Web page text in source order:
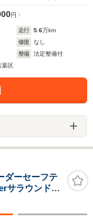
円
走行 5.6万km
修復
なし
整備
法定整備付
葉区
ーセーフテ
サラウンドサ
カメラシス